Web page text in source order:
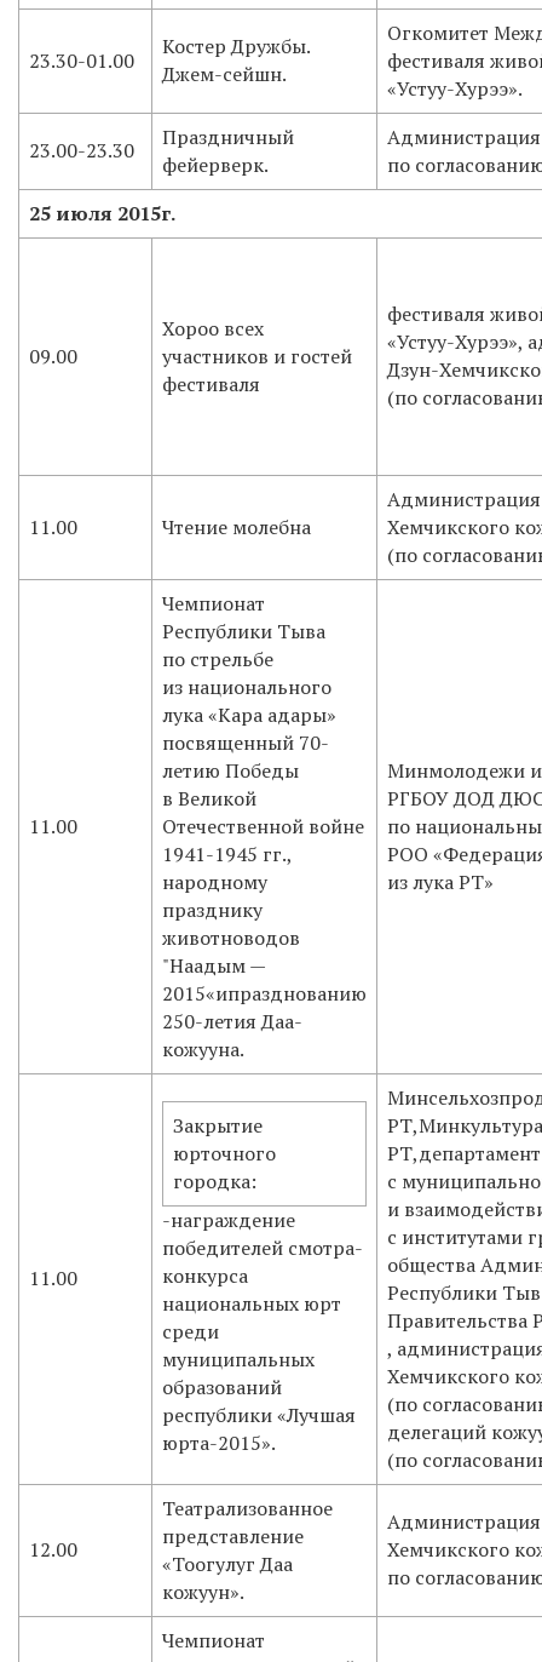
23.30-01.00
Костер Дружбы.
Джем-сейшн.
Огкомитет
фестиваля
«Устуу-Хурээ».
23.00-23.30
Праздничный
фейерверк.
по
25 июля 2015г.
09.00
Хороо всех
участников и гостей
фестиваля
фестиваля
«Устуу-Хурээ»,
Дзун-
(по
11.00 Чтение молебна
Хемчикского
(по
11.00
Чемпионат
Республики Тыва
по стрельбе
из национального
лука «Кара адары»
посвященный 70-
летию Победы
в Великой
Отечественной войне
1941-1945 гг.,
народному
празднику
животноводов
"Наадым —
2015«ипразднованию
250-летия Даа-
кожууна.
Минмолодежи и
РГБОУ ДОД
по
РОО
из лука РТ»
11.00
Закрытие
юрточного
городка:
-награждение
победителей смотра-
конкурса
национальных юрт
среди
муниципальных
образований
республики «Лучшая
юрта-2015».
РТ,Минкультура
с
и
с институтами
общества
Республики
Правительства
,
Хемчикского
(по
делегаций
(по
12.00
Театрализованное
представление
«Тоогулуг Даа
кожуун».
Хемчикского
по
Чемпионат